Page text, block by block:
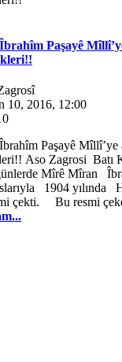
Paşayê
10, 2016, 12:00
Paşayê
Aso Zagrosi Batı
Mîrê Mîran
1904 yılında
çekti. Bu resmi